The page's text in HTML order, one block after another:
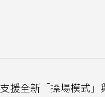
支援全新「操場模式